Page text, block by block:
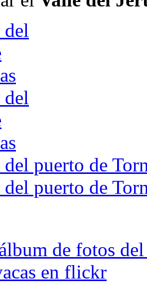
de fotos
en flickr